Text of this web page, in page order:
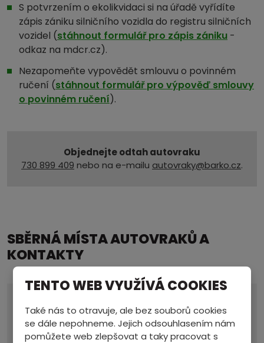
S potvrzením o ekolikvidaci si na úřadě vyřídíte
zápis zániku silničního vozidla do registru silničních
vozidel (stáhnout formulář pro zápis zániku -
odkaz na mdcr.cz).
Nezapomeňte vypovědět smlouvu o povinném
ručení (stáhnout formulář pro výpověď smlouvy
o povinném ručení).
Objednejte odtah autovraku
730 899 409 nebo na e-mailu autovraky@barko.cz.
SBĚRNÁ MÍSTA AUTOVRAKŮ A
KONTAKTY
ZASTÁVKA
Po-čt 7.00 - 17.00
Pá 7.00 - 15.30
TENTO WEB VYUŽÍVÁ COOKIES
Také nás to otravuje, ale bez souborů cookies
se dále nepohneme. Jejich odsouhlasením nám
pomůžete web zlepšovat a taky pracovat s